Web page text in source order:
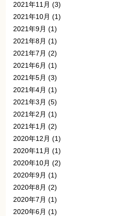
2021年11月 (3)
2021年10月 (1)
2021年9月 (1)
2021年8月 (1)
2021年7月 (2)
2021年6月 (1)
2021年5月 (3)
2021年4月 (1)
2021年3月 (5)
2021年2月 (1)
2021年1月 (2)
2020年12月 (1)
2020年11月 (1)
2020年10月 (2)
2020年9月 (1)
2020年8月 (2)
2020年7月 (1)
2020年6月 (1)